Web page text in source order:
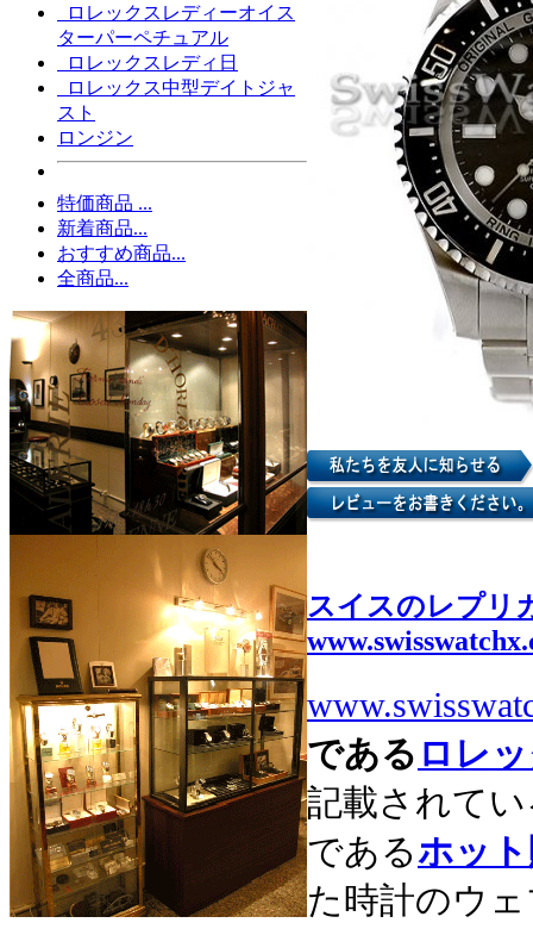
ロレックスレディーオイス
ターパーペチュアル
ロレックスレディ日
ロレックス中型デイトジャ
スト
ロンジン
特価商品 ...
新着商品...
おすすめ商品...
全商品...
スイスのレプリ
である ロレ
記載されて
であるホッ
た時計のウ